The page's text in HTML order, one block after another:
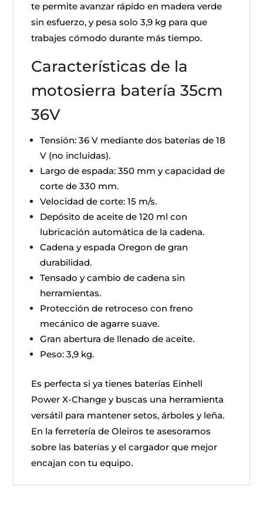
te permite avanzar rápido en madera verde
sin esfuerzo, y pesa solo 3,9 kg para que
trabajes cómodo durante más tiempo.
Características de la
motosierra batería 35cm
36V
Tensión: 36 V mediante dos baterías de 18
V (no incluidas).
Largo de espada: 350 mm y capacidad de
corte de 330 mm.
Velocidad de corte: 15 m/s.
Depósito de aceite de 120 ml con
lubricación automática de la cadena.
Cadena y espada Oregon de gran
durabilidad.
Tensado y cambio de cadena sin
herramientas.
Protección de retroceso con freno
mecánico de agarre suave.
Gran abertura de llenado de aceite.
Peso: 3,9 kg.
Es perfecta si ya tienes baterías Einhell
Power X-Change y buscas una herramienta
versátil para mantener setos, árboles y leña.
En la ferretería de Oleiros te asesoramos
sobre las baterías y el cargador que mejor
encajan con tu equipo.